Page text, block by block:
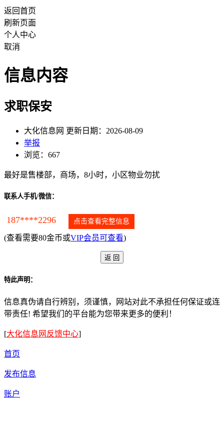
返回首页
刷新页面
个人中心
取消
信息内容
求职保安
大化信息网 更新日期：2026-08-09
举报
浏览：667
最好是售楼部，商场，8小时，小区物业勿扰
联系人手机/微信：
187****2296 点击查看完整信息
(查看需要80金币或VIP会员可查看)
特此声明：
信息真伪请自行辨别，须谨慎，网站对此不承担任何保证或连
带责任! 希望我们的平台能为您带来更多的便利！
[大化信息网反馈中心]
首页
发布信息
账户